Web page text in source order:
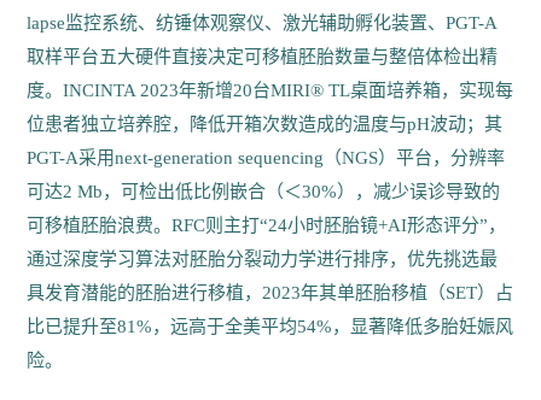
lapse监控系统、纺锤体观察仪、激光辅助孵化装置、PGT-A
取样平台五大硬件直接决定可移植胚胎数量与整倍体检出精
度。INCINTA 2023年新增20台MIRI® TL桌面培养箱，实现每
位患者独立培养腔，降低开箱次数造成的温度与pH波动；其
PGT-A采用next-generation sequencing（NGS）平台，分辨率
可达2 Mb，可检出低比例嵌合（＜30%），减少误诊导致的
可移植胚胎浪费。RFC则主打“24小时胚胎镜+AI形态评分”，
通过深度学习算法对胚胎分裂动力学进行排序，优先挑选最
具发育潜能的胚胎进行移植，2023年其单胚胎移植（SET）占
比已提升至81%，远高于全美平均54%，显著降低多胎妊娠风
险。